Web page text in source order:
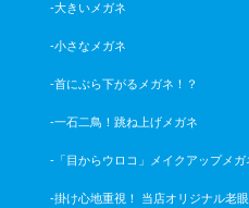
-大きいメガネ
-小さなメガネ
-首にぶら下がるメガネ！？
-一石二鳥！跳ね上げメガネ
-「目からウロコ」メイクアップメガ
-掛け心地重視！ 当店オリジナル老